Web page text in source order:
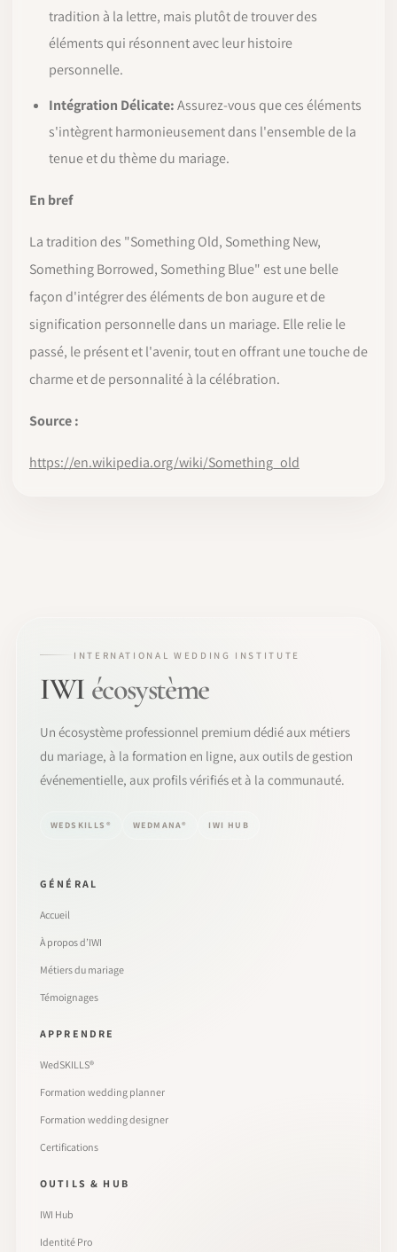
tradition à la lettre, mais plutôt de trouver des
éléments qui résonnent avec leur histoire
personnelle.
Intégration Délicate:Assurez-vous que ces éléments
s'intègrent harmonieusement dans l'ensemble de la
tenue et du thème du mariage.
En bref
La tradition des "Something Old, Something New,
Something Borrowed, Something Blue" est une belle
façon d'intégrer des éléments de bon augure et de
signification personnelle dans un mariage. Elle relie le
passé, le présent et l'avenir, tout en offrant une touche de
charme et de personnalité à la célébration.
Source :
https://en.wikipedia.org/wiki/Something_old
INTERNATIONAL WEDDING INSTITUTE
IWI écosystème
Un écosystème professionnel premium dédié aux métiers
du mariage, à la formation en ligne, aux outils de gestion
événementielle, aux profils vérifiés et à la communauté.
WEDSKILLS® WEDMANA® IWI HUB
GÉNÉRAL
Accueil
À propos d’IWI
Métiers du mariage
Témoignages
APPRENDRE
WedSKILLS®
Formation wedding planner
Formation wedding designer
Certifications
OUTILS & HUB
IWI Hub
Identité Pro